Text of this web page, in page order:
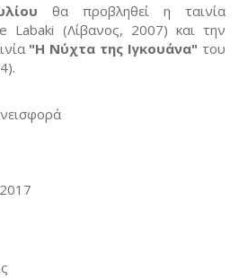
θα προβληθεί η ταινία
Labaki (Λίβανος, 2007) και την
"Η Νύχτα της Ιγκουάνα" του